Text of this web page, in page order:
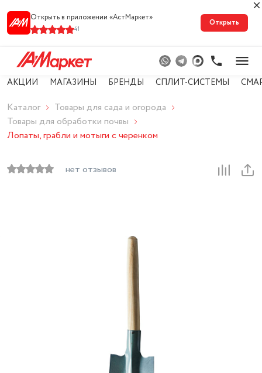
Открыть в приложении «АстМарке‪т‬»
41
Открыть
АКЦИИ МАГАЗИНЫ БРЕНДЫ СПЛИТ-СИСТЕМЫ
Каталог
Товары для сада и огорода
Товары для обработки почвы
Лопаты, грабли и мотыги с черенком
нет отзывов